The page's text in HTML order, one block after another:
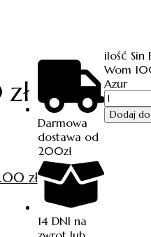
zł
zł
Darmowa
dostawa od
200zł
14 DNI na
ilość Sin
Wom
Azur
Dodaj do